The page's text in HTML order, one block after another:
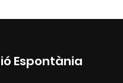
Espontània